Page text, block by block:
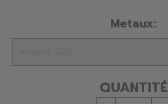
Metaux:
QUANTITÉ